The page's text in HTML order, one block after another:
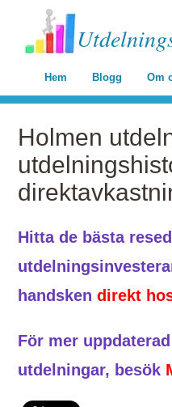
Hem Blogg Om
Holmen
Hitta de bästa
handskendirekt
För mer
utdelningar, besök